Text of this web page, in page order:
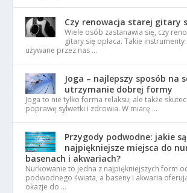
Czy renowacja starej gitary
Wiele osób zastanawia się, czy
gitary się opłaca. Takie
używane przez nas …
Joga – najlepszy sposób na
utrzymanie dobrej formy
Joga to nie tylko forma relaksu, ale także
poprawę sylwetki i zdrowia. W miarę …
Przygody podwodne: jakie są
najpiękniejsze miejsca do
basenach i akwariach?
Nurkowanie to jedna z najpiękniejszych form
podwodnego świata, a baseny i akwaria
okazje do …